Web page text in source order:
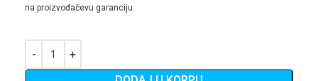
na proizvođačevu garanciju.